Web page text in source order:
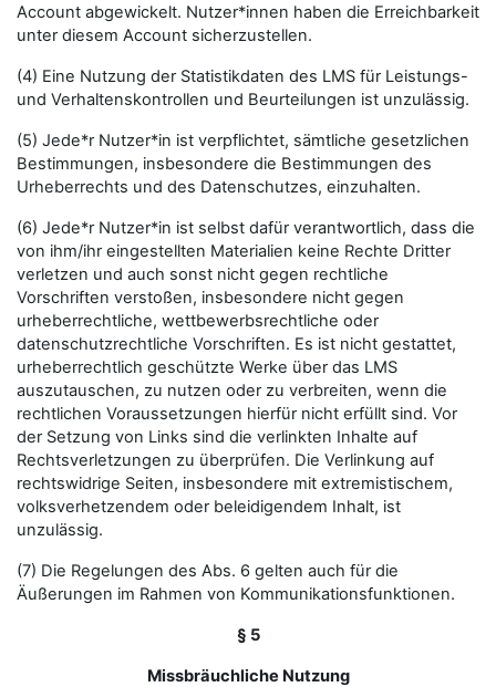
Account abgewickelt. Nutzer*innen haben die Erreichbarkeit
unter diesem Account sicherzustellen.
(4) Eine Nutzung der Statistikdaten des LMS für Leistungs-
und Verhaltenskontrollen und Beurteilungen ist unzulässig.
(5) Jede*r Nutzer*in ist verpflichtet, sämtliche gesetzlichen
Bestimmungen, insbesondere die Bestimmungen des
Urheberrechts und des Datenschutzes, einzuhalten.
(6) Jede*r Nutzer*in ist selbst dafür verantwortlich, dass die
von ihm/ihr eingestellten Materialien keine Rechte Dritter
verletzen und auch sonst nicht gegen rechtliche
Vorschriften verstoßen, insbesondere nicht gegen
urheberrechtliche, wettbewerbsrechtliche oder
datenschutzrechtliche Vorschriften. Es ist nicht gestattet,
urheberrechtlich geschützte Werke über das LMS
auszutauschen, zu nutzen oder zu verbreiten, wenn die
rechtlichen Voraussetzungen hierfür nicht erfüllt sind. Vor
der Setzung von Links sind die verlinkten Inhalte auf
Rechtsverletzungen zu überprüfen. Die Verlinkung auf
rechtswidrige Seiten, insbesondere mit extremistischem,
volksverhetzendem oder beleidigendem Inhalt, ist
unzulässig.
(7) Die Regelungen des Abs. 6 gelten auch für die
Äußerungen im Rahmen von Kommunikationsfunktionen.
§ 5
Missbräuchliche Nutzung